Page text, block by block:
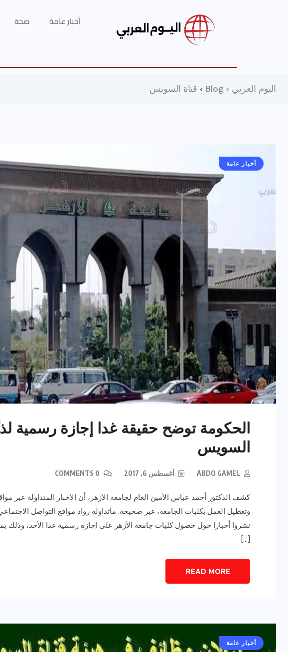
أخبار عامة صحة
اليوم العربي >
Blog
> قناة السويس
أخبار عامة
الحكومة توضح حقيقة غدا إجازة رسمية
السويس
ABDO GAMEL أغسطس 6, 2017
كشف الدكتور أحمد عباس الأمين العام لجامعة الأزهر، أن الأخبار المتداولة عبر
وتعطيل العمل بكليات الجامعة، غير صحيحة. ماتداوله رواد مواقع التواصل
نشروا أخبارا حول حصول كليات جامعة الأزهر على إجازة رسمية غدا الأحد، وذلك
[…]
READ MORE
أخبار عامة
الفنانه”شيرين رضا” مع سمر
ديسمبر 23, 2017